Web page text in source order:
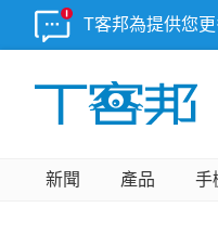
T客邦為提供您
新聞 產品 手